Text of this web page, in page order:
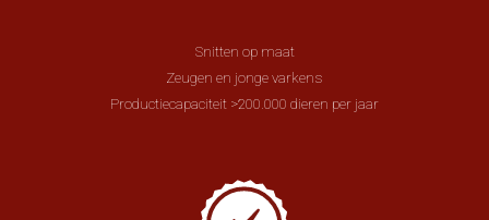
Snitten op maat
Zeugen en jonge varkens
Productiecapaciteit >200.000 dieren per jaar